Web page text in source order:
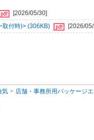
[2026/05/30]
取付時)> (306KB)
[2026/
気
店舗・事務所用パッケージ